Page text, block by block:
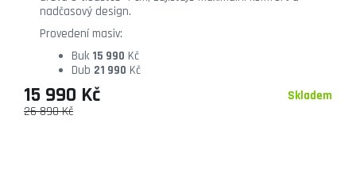
nadčasový design.
Provedení masiv:
Buk 15 990 Kč
Dub 21 990 Kč
Skladem
26 890 Kč
15 990 Kč